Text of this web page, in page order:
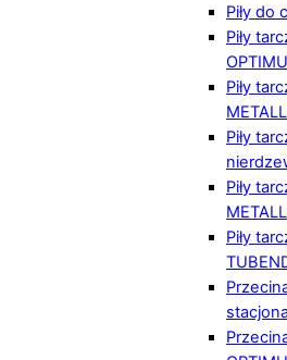
Piły do
Piły
Piły
Piły
Piły
Piły